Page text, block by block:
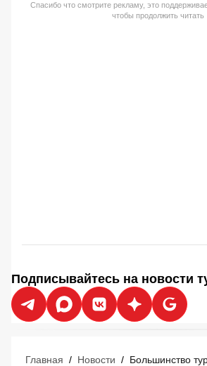
Спасибо что смотрите рекламу, это
чтобы продолжить читать
Подписывайтесь на новости
Главная / Новости /